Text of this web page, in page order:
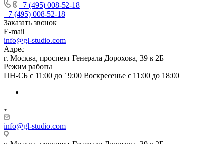
+7 (495) 008-52-18
+7 (495) 008-52-18
Заказать звонок
E-mail
info@gl-studio.com
Адрес
г. Москва, проспект Генерала Дорохова, 39 к 2Б
Режим работы
ПН-СБ с 11:00 до 19:00 Воскресенье с 11:00 до 18:00
info@gl-studio.com